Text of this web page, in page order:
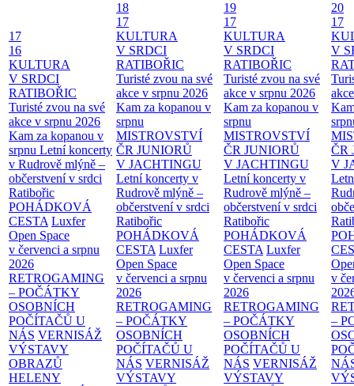
17
16
KULTURA
V SRDCI
RATIBOŘIC
Turisté zvou na své
akce v srpnu 2026
Kam za kopanou v
srpnu Letní koncerty
v Rudrově mlýně –
občerstvení v srdci
Ratibořic
POHÁDKOVÁ
CESTA Luxfer
Open Space
v červenci a srpnu
2026
RETROGAMING
– POČÁTKY
OSOBNÍCH
POČÍTAČŮ U
NÁS VERNISÁŽ
VÝSTAVY
OBRAZŮ
HELENY
18
17
KULTURA
V SRDCI
RATIBOŘIC
Turisté zvou na své
akce v srpnu 2026
Kam za kopanou v
srpnu
MISTROVSTVÍ
ČR JUNIORŮ
V JACHTINGU
Letní koncerty v
Rudrově mlýně –
občerstvení v srdci
Ratibořic
POHÁDKOVÁ
CESTA Luxfer
Open Space
v červenci a srpnu
2026
RETROGAMING
– POČÁTKY
OSOBNÍCH
POČÍTAČŮ U
NÁS VERNISÁŽ
VÝSTAVY
19
17
KULTURA
V SRDCI
RATIBOŘIC
Turisté zvou na své
akce v srpnu 2026
Kam za kopanou v
srpnu
MISTROVSTVÍ
ČR JUNIORŮ
V JACHTINGU
Letní koncerty v
Rudrově mlýně –
občerstvení v srdci
Ratibořic
POHÁDKOVÁ
CESTA Luxfer
Open Space
v červenci a srpnu
2026
RETROGAMING
– POČÁTKY
OSOBNÍCH
POČÍTAČŮ U
NÁS VERNISÁŽ
VÝSTAVY
20
17
V
ČR
V
v
–